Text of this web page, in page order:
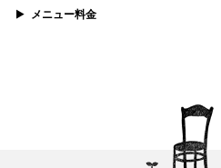
メニュー料金